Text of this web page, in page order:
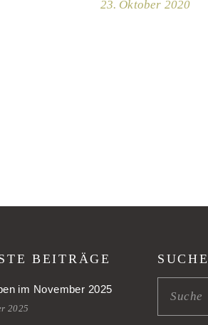
23. Oktober 2020
BEITRÄGE
im November 2025
2025
SUCHE